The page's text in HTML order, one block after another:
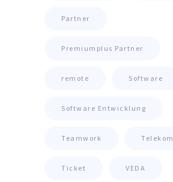
Partner
Premiumplus Partner
remote Software
Software Entwicklung
Teamwork Telekom
Ticket VEDA